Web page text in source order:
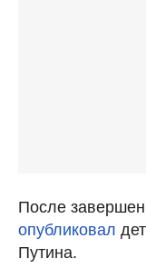
После
опубликовал
Путина.